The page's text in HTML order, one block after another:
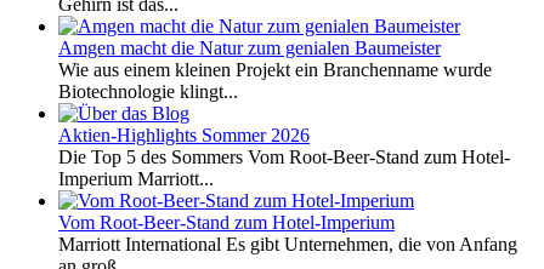
Amgen macht die Natur zum genialen Baumeister
Wie aus einem kleinen Projekt ein Branchenname wurde
Biotechnologie klingt...
Aktien-Highlights Sommer 2026
Die Top 5 des Sommers Vom Root-Beer-Stand zum Hotel-
Imperium Marriott...
Vom Root-Beer-Stand zum Hotel-Imperium
Marriott International Es gibt Unternehmen, die von Anfang